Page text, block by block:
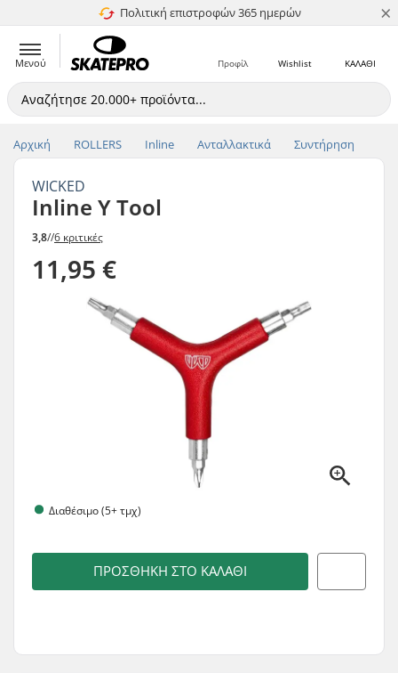
Πολιτική επιστροφών 365 ημερών
4.8 στα 5 ×
Μενού ΚΑΛΑΘΙ
Wishlist
Προφίλ
Αρχική ROLLERS Inline Ανταλλακτικά Συντήρηση
WICKED
Inline Y Tool
3,8//6 κριτικές
11,95 €
Διαθέσιμο (5+ τμχ)
ΠΡΟΣΘΉΚΗ ΣΤΟ ΚΑΛΆΘΙ